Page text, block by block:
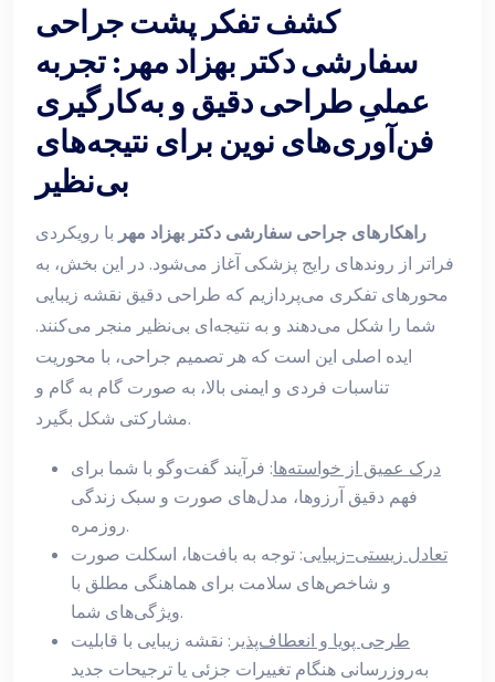
کشف تفکر پشت جراحی
سفارشی دکتر بهزاد مهر: تجربه
عملیِ طراحی دقیق و به‌کارگیری
فن‌آوری‌های نوین برای نتیجه‌های
بی‌نظیر
راهکارهای جراحی سفارشی دکتر بهزاد مهر با رویکردی
فراتر از روندهای رایج پزشکی آغاز می‌شود. در این بخش، به
محورهای تفکری می‌پردازیم که طراحی دقیق نقشه زیبایی
شما را شکل می‌دهند و به نتیجه‌ای بی‌نظیر منجر می‌کنند.
ایده اصلی این است که هر تصمیم جراحی، با محوریت
تناسبات فردی و ایمنی بالا، به صورت گام به گام و
مشارکتی شکل بگیرد.
درک عمیق از خواسته‌ها: فرآیند گفت‌وگو با شما برای
فهم دقیق آرزوها، مدل‌های صورت و سبک زندگی
روزمره.
تعادل زیستی-زیبایی: توجه به بافت‌ها، اسکلت صورت
و شاخص‌های سلامت برای هماهنگی مطلق با
ویژگی‌های شما.
طرحی پویا و انعطاف‌پذیر : نقشه زیبایی با قابلیت
به‌روزرسانی هنگام تغییرات جزئی یا ترجیحات جدید